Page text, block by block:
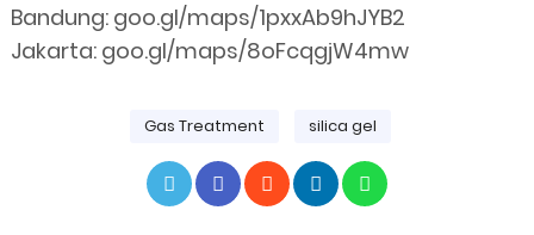
Bandung: goo.gl/maps/1pxxAb9hJYB2
Jakarta: goo.gl/maps/8oFcqgjW4mw
Gas Treatment silica gel